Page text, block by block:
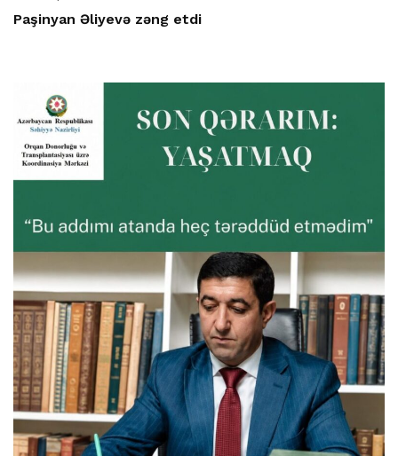
Paşinyan Əliyevə zəng etdi